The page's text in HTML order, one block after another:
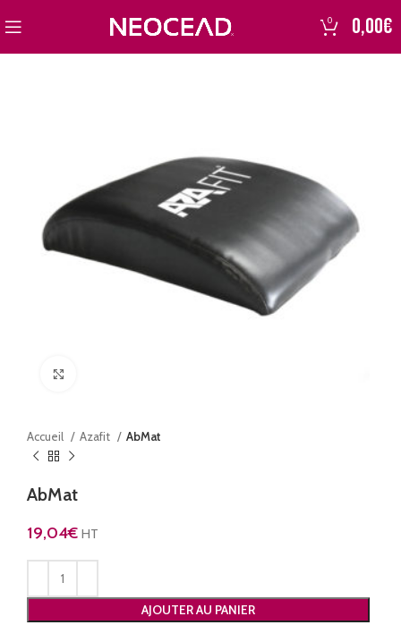
0 0,00€
Accueil Azafit AbMat
AbMat
19,04€ HT
AJOUTER AU PANIER